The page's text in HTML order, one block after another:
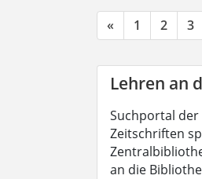
« 1 2 3
Lehren an
Suchportal der
Zeitschriften
an die